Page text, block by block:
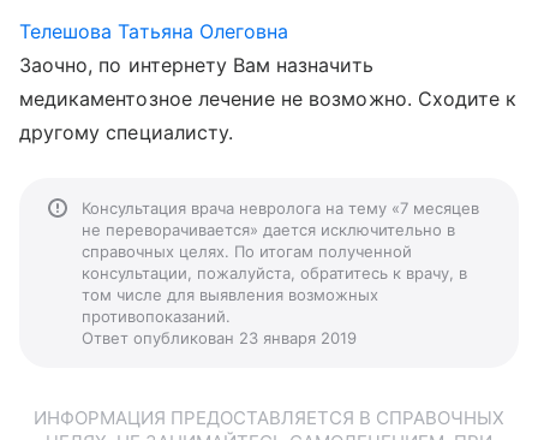
Телешова Татьяна Олеговна
Заочно, по интернету Вам назначить
медикаментозное лечение не возможно. Сходите к
другому специалисту.
Консультация врача невролога на тему «7 месяцев
не переворачивается» дается исключительно в
справочных целях. По итогам полученной
консультации, пожалуйста, обратитесь к врачу, в
том числе для выявления возможных
противопоказаний.
Ответ опубликован 23 января 2019
ИНФОРМАЦИЯ ПРЕДОСТАВЛЯЕТСЯ В СПРАВОЧНЫХ